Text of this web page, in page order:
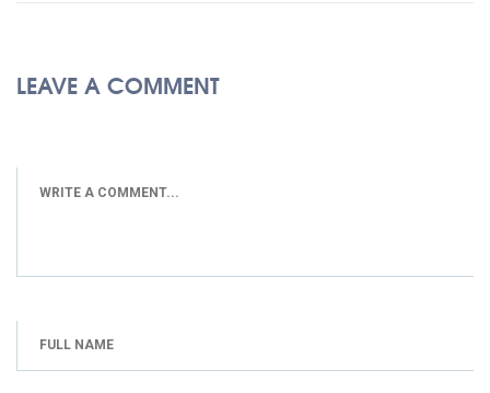
LEAVE A COMMENT